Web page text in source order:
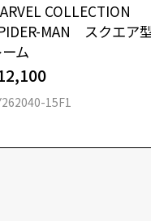
COLLECTION
MAN スクエア
ーム
15F1